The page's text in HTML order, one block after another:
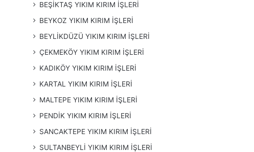
BEŞİKTAŞ YIKIM KIRIM İŞLERİ
BEYKOZ YIKIM KIRIM İŞLERİ
BEYLİKDÜZÜ YIKIM KIRIM İŞLERİ
ÇEKMEKÖY YIKIM KIRIM İŞLERİ
KADIKÖY YIKIM KIRIM İŞLERİ
KARTAL YIKIM KIRIM İŞLERİ
MALTEPE YIKIM KIRIM İŞLERİ
PENDİK YIKIM KIRIM İŞLERİ
SANCAKTEPE YIKIM KIRIM İŞLERİ
SULTANBEYLİ YIKIM KIRIM İŞLERİ